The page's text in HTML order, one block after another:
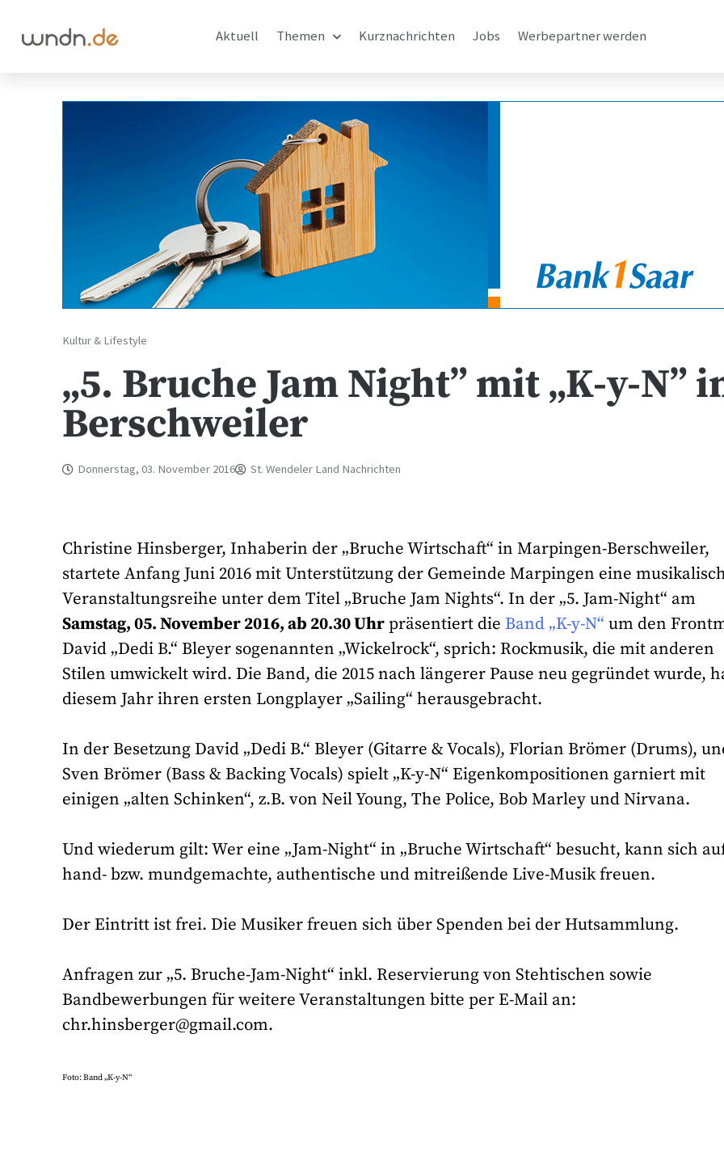
Aktuell Themen Kurznachrichten Jobs Werbepartner werden
Kultur & Lifestyle
„5. Bruche Jam Night” mit „K-y-N”
Berschweiler
Donnerstag, 03. November 2016 St. Wendeler Land Nachrichten
Christine Hinsberger, Inhaberin der „Bruche Wirtschaft“ in Marpingen-Berschweiler,
startete Anfang Juni 2016 mit Unterstützung der Gemeinde Marpingen eine
Veranstaltungsreihe unter dem Titel „Bruche Jam Nights“. In der „5. Jam-Night“ am
Samstag, 05. November 2016, ab 20.30 Uhrpräsentiert die Band „K-y-N“ um den
David „Dedi B.“ Bleyer sogenannten „Wickelrock“, sprich: Rockmusik, die mit anderen
Stilen umwickelt wird. Die Band, die 2015 nach längerer Pause neu gegründet wurde,
diesem Jahr ihren ersten Longplayer „Sailing“ herausgebracht.
In der Besetzung David „Dedi B.“ Bleyer (Gitarre & Vocals), Florian Brömer (Drums),
Sven Brömer (Bass & Backing Vocals) spielt „K-y-N“ Eigenkompositionen garniert mit
einigen „alten Schinken“, z.B. von Neil Young, The Police, Bob Marley und Nirvana.
Und wiederum gilt: Wer eine „Jam-Night“ in „Bruche Wirtschaft“ besucht, kann sich
hand- bzw. mundgemachte, authentische und mitreißende Live-Musik freuen.
Der Eintritt ist frei. Die Musiker freuen sich über Spenden bei der Hutsammlung.
Anfragen zur „5. Bruche-Jam-Night“ inkl. Reservierung von Stehtischen sowie
Bandbewerbungen für weitere Veranstaltungen bitte per E-Mail an:
chr.hinsberger@gmail.com.
Foto: Band „K-y-N“